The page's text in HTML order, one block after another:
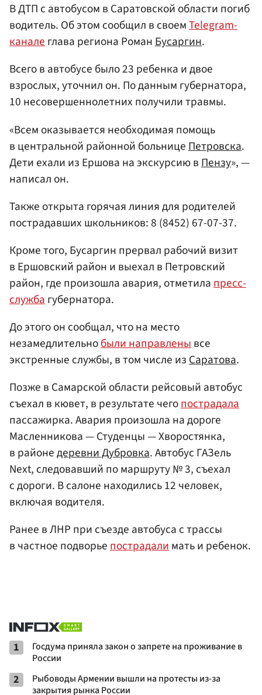
В ДТП с автобусом в Саратовской области погиб
водитель. Об этом сообщил в своемTelegram-
каналеглава региона РоманБусаргин.
Всего в автобусе было 23 ребенка и двое
взрослых, уточнил он. По данным губернатора,
10 несовершеннолетних получили травмы.
«Всем оказывается необходимая помощь
в центральной районной больнице Петровска.
Дети ехали из Ершова на экскурсию в Пензу», —
написал он.
Также открыта горячая линия для родителей
пострадавших школьников: 8 (8452) 67-07-37.
Кроме того, Бусаргин прервал рабочий визит
в Ершовский район и выехал в Петровский
район, где произошла авария, отметилапресс-
службагубернатора.
До этого он сообщал, что на место
незамедлительнобыли направленывсе
экстренные службы, в том числе изСаратова.
Позже в Самарской области рейсовый автобус
съехал в кювет, в результате чегопострадала
пассажирка. Авария произошла на дороге
Масленникова — Студенцы — Хворостянка,
в районедеревни Дубровка. Автобус ГАЗель
Next, следовавший по маршруту № 3, съехал
с дороги. В салоне находились 12 человек,
включая водителя.
Ранее в ЛНР при съезде автобуса с трассы
в частное подворьепострадалимать и ребенок.
1
Госдума приняла закон о запрете на проживание в
России
2
Рыбоводы Армении вышли на протесты из-за
закрытия рынка России